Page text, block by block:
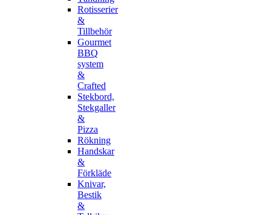
Rotisserier
&
Tillbehör
Gourmet
BBQ
system
&
Crafted
Stekbord,
Stekgaller
&
Pizza
Rökning
Handskar
&
Förkläde
Knivar,
Bestik
&